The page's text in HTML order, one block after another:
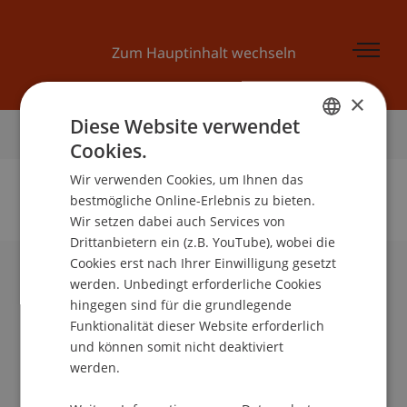
Zum Hauptinhalt wechseln
Startseite
Keine Daten zu dieser Person gefunden
Universität Liechtenstein
Fürst-Franz-Josef-Strasse
9490 Vaduz
Liechtenstein
info@uni.li
×
Diese Website verwendet
Cookies.
Wir verwenden Cookies, um Ihnen das
bestmögliche Online-Erlebnis zu bieten.
Wir setzen dabei auch Services von
Drittanbietern ein (z.B. YouTube), wobei die
Cookies erst nach Ihrer Einwilligung gesetzt
werden. Unbedingt erforderliche Cookies
hingegen sind für die grundlegende
Funktionalität dieser Website erforderlich
und können somit nicht deaktiviert
werden.